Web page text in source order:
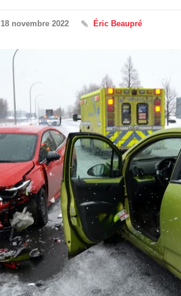
18 novembre 2022 Éric Beaupré